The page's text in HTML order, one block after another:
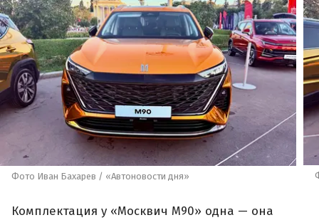
Фото Иван Бахарев / «Автоновости дня»
Комплектация у «Москвич М90» одна — она